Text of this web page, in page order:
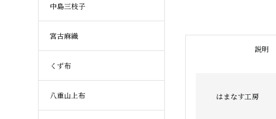
説明
はまなす工房
中島三枝子
宮古麻織
くず布
八重山上布